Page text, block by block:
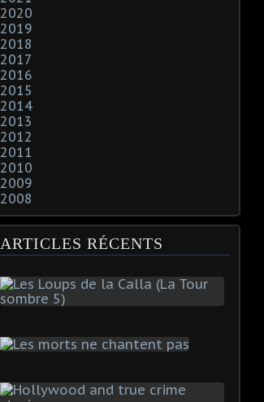
2020
2019
2018
2017
2016
2015
2014
2013
2012
2011
2010
2009
2008
ARTICLES RÉCENTS